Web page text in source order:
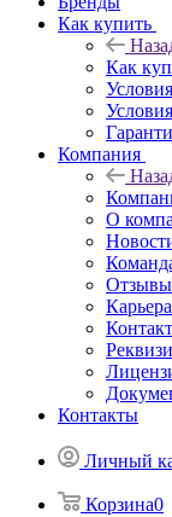
Как купить
Как
Компания
О
Отзывы
Карьера
Контакты
Личный
Корзина0